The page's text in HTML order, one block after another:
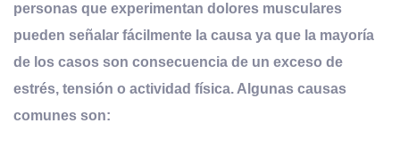
personas que experimentan dolores musculares
pueden señalar fácilmente la causa ya que la mayoría
de los casos son consecuencia de un exceso de
estrés, tensión o actividad física. Algunas causas
comunes son: